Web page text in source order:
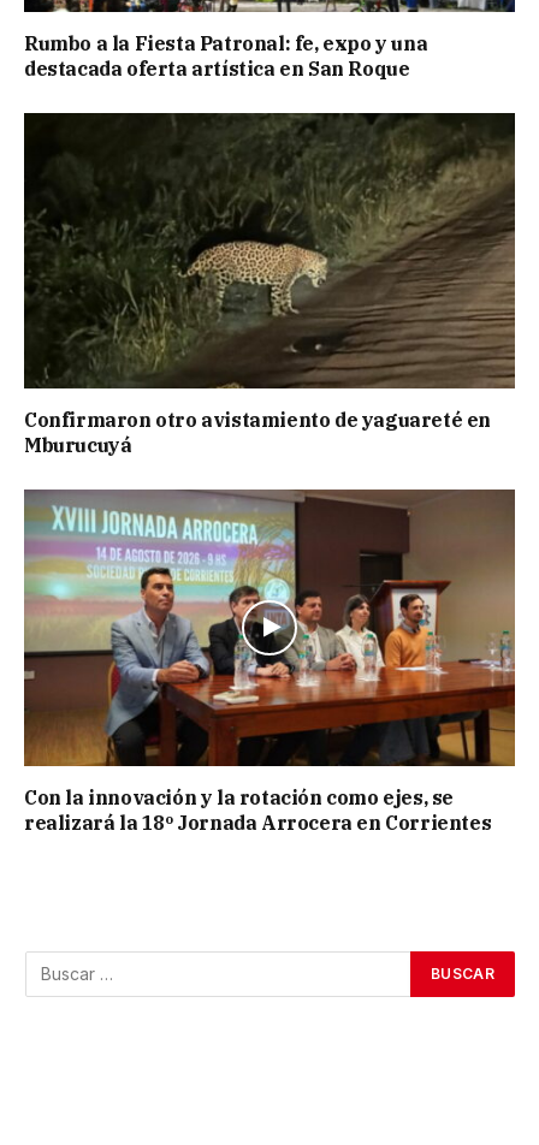
Rumbo a la Fiesta Patronal: fe, expo y una
destacada oferta artística en San Roque
Confirmaron otro avistamiento de yaguareté en
Mburucuyá
Con la innovación y la rotación como ejes, se
realizará la 18º Jornada Arrocera en Corrientes